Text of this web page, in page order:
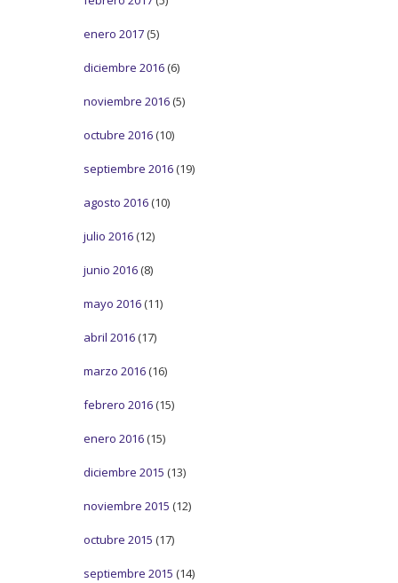
enero 2017 (5)
diciembre 2016 (6)
noviembre 2016 (5)
octubre 2016 (10)
septiembre 2016 (19)
agosto 2016 (10)
julio 2016 (12)
junio 2016 (8)
mayo 2016 (11)
abril 2016 (17)
marzo 2016 (16)
febrero 2016 (15)
enero 2016 (15)
diciembre 2015 (13)
noviembre 2015 (12)
octubre 2015 (17)
septiembre 2015 (14)